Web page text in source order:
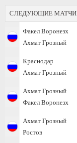
СЛЕДУЮЩИЕ МАТЧИ
Факел Воронезх
Ахмат Грозный
Краснодар
Ахмат Грозный
Ахмат Грозный
Факел Воронезх
Ахмат Грозный
Ростов